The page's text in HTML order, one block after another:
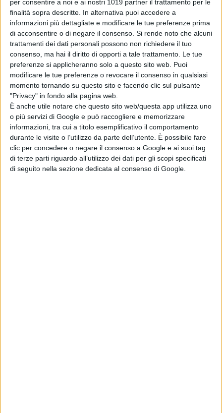
per consentire a noi e ai nostri 1019 partner il trattamento per le
finalità sopra descritte. In alternativa puoi accedere a
informazioni più dettagliate e modificare le tue preferenze prima
di acconsentire o di negare il consenso. Si rende noto che alcuni
trattamenti dei dati personali possono non richiedere il tuo
consenso, ma hai il diritto di opporti a tale trattamento. Le tue
preferenze si applicheranno solo a questo sito web. Puoi
modificare le tue preferenze o revocare il consenso in qualsiasi
momento tornando su questo sito e facendo clic sul pulsante
"Privacy" in fondo alla pagina web.
È anche utile notare che questo sito web/questa app utilizza uno
o più servizi di Google e può raccogliere e memorizzare
informazioni, tra cui a titolo esemplificativo il comportamento
durante le visite o l’utilizzo da parte dell’utente. È possibile fare
clic per concedere o negare il consenso a Google e ai suoi tag
di terze parti riguardo all’utilizzo dei dati per gli scopi specificati
di seguito nella sezione dedicata al consenso di Google.
girare alcune sequenze nel ruolo di
Brian O’Conner.
Pubblicato Marzo 23, 2021in
News cinema e film
daEmanuela Giuliani
Tag: